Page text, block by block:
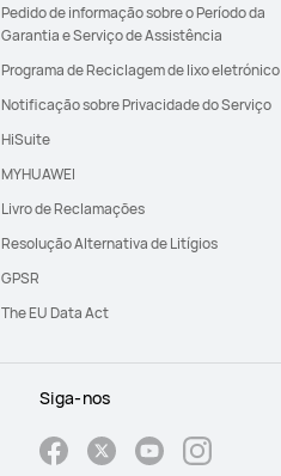
Pedido de informação sobre o Período da
Garantia e Serviço de Assistência
Programa de Reciclagem de lixo eletrónico
Notificação sobre Privacidade do Serviço
HiSuite
MYHUAWEI
Livro de Reclamações
Resolução Alternativa de Litígios
GPSR
The EU Data Act
Siga-nos